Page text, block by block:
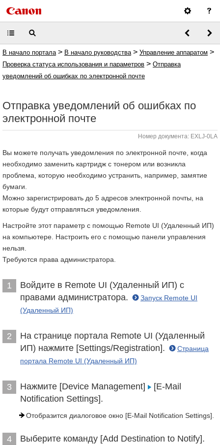
В начало портала > В начало руководства > Управление аппаратом >
Проверка статуса использования и параметров > Отправка
уведомлений об ошибках по электронной почте
Отправка уведомлений об ошибках по
электронной почте
Номер документа: EXLJ-0LA
Вы можете получать уведомления по электронной почте, когда
необходимо заменить картридж с тонером или возникла
проблема, которую необходимо устранить, например, замятие
бумаги.
Можно зарегистрировать до 5 адресов электронной почты, на
которые будут отправляться уведомления.
Настройте этот параметр с помощью Remote UI (Удаленный ИП)
на компьютере. Настроить его с помощью панели управления
нельзя.
Требуются права администратора.
1
Войдите в Remote UI (Удаленный ИП) с
правами администратора.
Запуск Remote UI
(Удаленный ИП)
2
На странице портала Remote UI (Удаленный
ИП) нажмите [Settings/Registration].
Страница
портала Remote UI (Удаленный ИП)
3 Нажмите [Device Management]
[E-Mail
Notification Settings].
Отобразится диалоговое окно [E-Mail Notification Settings].
4 Выберите команду [Add Destination to Notify].